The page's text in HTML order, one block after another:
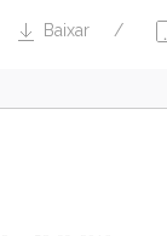
Baixar